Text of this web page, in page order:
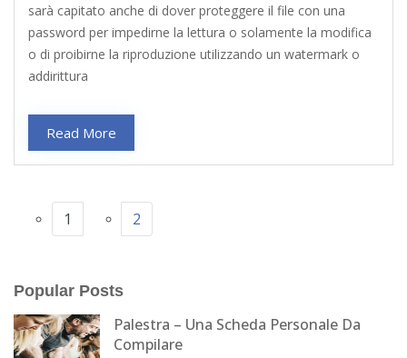
sarà capitato anche di dover proteggere il file con una
password per impedirne la lettura o solamente la modifica
o di proibirne la riproduzione utilizzando un watermark o
addirittura
Read More
1 2
Popular Posts
Palestra – Una Scheda Personale Da
Compilare